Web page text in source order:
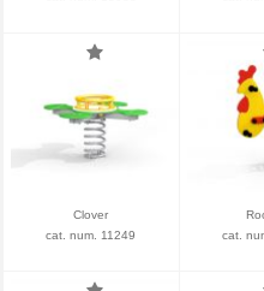
Clover
cat. num. 11249
cat.